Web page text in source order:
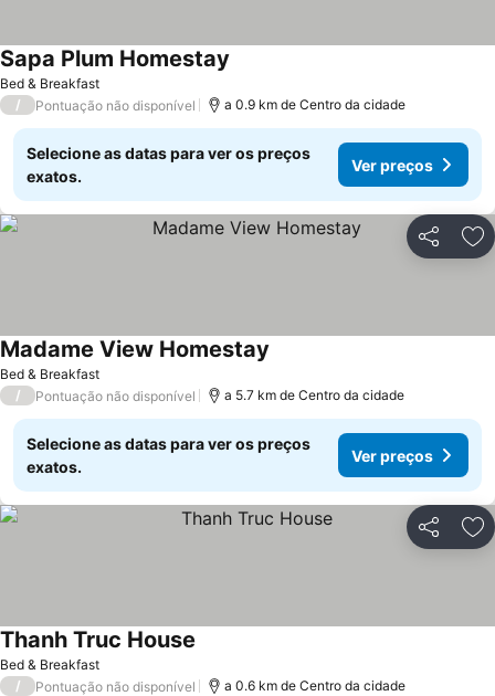
Bed & Breakfast
Sapa Plum Homestay
/ Pontuação não disponível a 0.9 km de Centro da cidade
Selecione as datas para ver os preços
exatos.
Ver preços
Partilhar
Bed & Breakfast
Madame View Homestay
/ Pontuação não disponível a 5.7 km de Centro da cidade
Selecione as datas para ver os preços
exatos.
Ver preços
Partilhar
Bed & Breakfast
Thanh Truc House
/ Pontuação não disponível a 0.6 km de Centro da cidade